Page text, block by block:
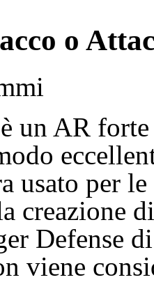
o
un AR
usato per
creazione
Defense
viene